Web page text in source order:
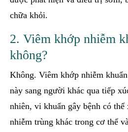
chữa khỏi.
2. Viêm khớp nhiễm
không?
Không. Viêm khớp nhiễm
này sang người khác qua tiếp
nhiên, vi khuẩn gây bệnh có thể
nhiễm trùng khác trong cơ thể